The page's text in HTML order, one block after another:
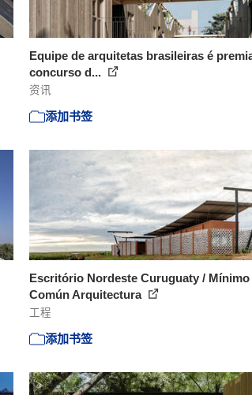
Equipe de arquitetas brasileiras é
concurso d...
资讯
添加书签
Escritório Nordeste Curuguaty / Mínimo
Común Arquitectura
工程
添加书签